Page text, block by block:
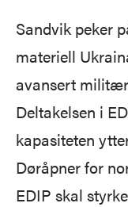
Sandvik peker
materiell
avansert
Deltakelsen i
kapasiteten
Døråpner for
EDIP skal